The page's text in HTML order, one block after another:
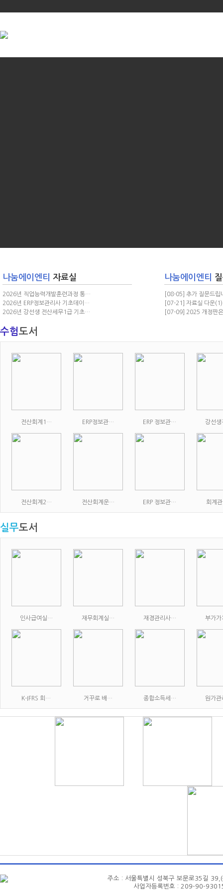
나눔에이엔티 자료실
2026년 직업능력개발훈련과정 통…
2026년 ERP정보관리사 기초데이…
2026년 강선생 전산세무1급 기초…
나눔에이엔티
[08-05] 추가 질문드립
[07-21] 자료실 다운(1)
[07-09] 2025 개정판
수험도서
전산회계1… ERP정보관… ERP 정보관… 강선
전산회계2… 전산회계운… ERP 정보관… 회계
실무도서
인사급여실… 재무회계실… 재경관리사… 부가
K-IFRS 회… 거꾸로 배… 종합소득세… 원가
주소 : 서울특별시 성북구 보문로35길
사업자등록번호 : 209-90-